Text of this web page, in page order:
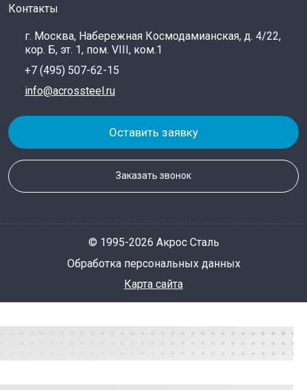
Контакты
г. Москва, Набережная Космодамианская, д. 4/22,
кор. Б, эт. 1, пом. VIII, ком.1
+7 (495) 507-62-15
info@acrossteel.ru
Оставить заявку
Заказать звонок
© 1995-2026 Акрос Сталь
Обработка персональных данных
Карта сайта